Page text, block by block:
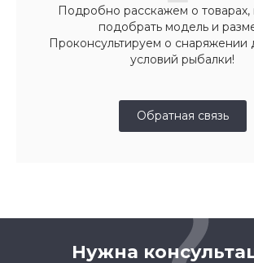
Подробно расскажем о
подобрать модель и
Проконсультируем о снаряжении
условий рыбалки!
Обратная связь
Нужна